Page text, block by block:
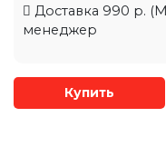
Доставка 990 р.
менеджер
Купить